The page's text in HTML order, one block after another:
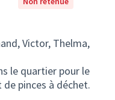
Victor, Thelma,
le quartier pour le
pinces à déchet.